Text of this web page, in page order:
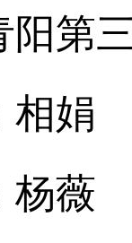
阳第
相娟
杨薇